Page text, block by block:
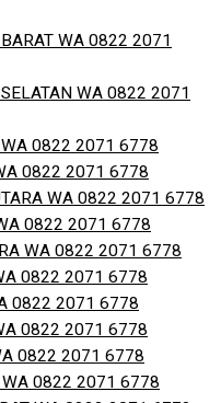
BARAT WA 0822 2071
SELATAN WA 0822 2071
WA 0822 2071 6778
0822 2071 6778
WA 0822 2071 6778
0822 2071 6778
WA 0822 2071 6778
0822 2071 6778
0822 2071 6778
0822 2071 6778
0822 2071 6778
WA 0822 2071 6778